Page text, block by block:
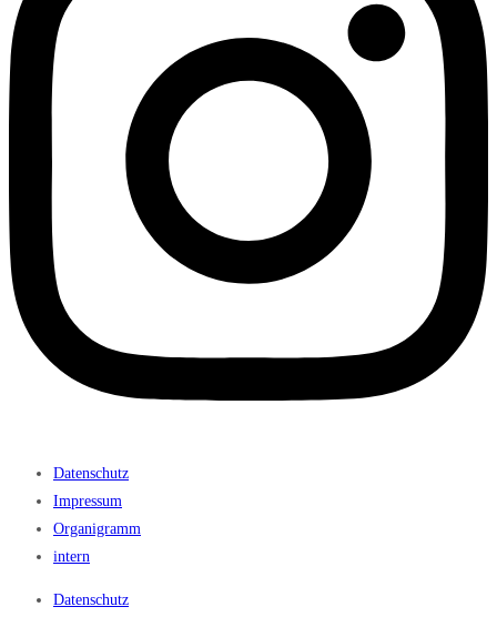
Datenschutz
Impressum
Organigramm
intern
Datenschutz